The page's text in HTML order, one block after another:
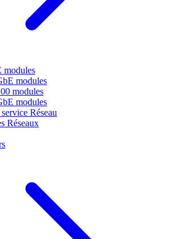
modules
modules
modules
modules
Réseau
Réseaux